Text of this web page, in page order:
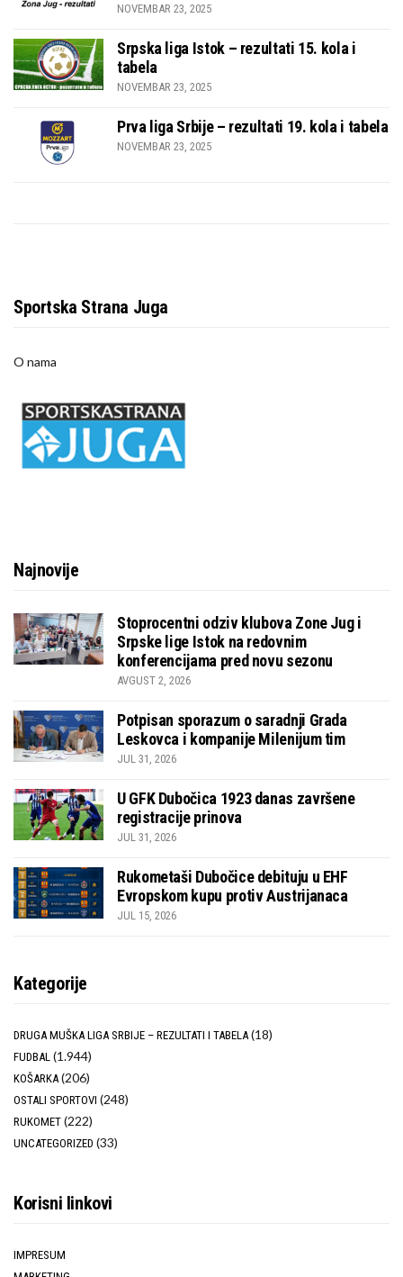
NOVEMBAR 23, 2025
Srpska liga Istok – rezultati 15. kola i
tabela
NOVEMBAR 23, 2025
Prva liga Srbije – rezultati 19. kola i tabela
NOVEMBAR 23, 2025
Sportska Strana Juga
O nama
Najnovije
Stoprocentni odziv klubova Zone Jug i
Srpske lige Istok na redovnim
konferencijama pred novu sezonu
AVGUST 2, 2026
Potpisan sporazum o saradnji Grada
Leskovca i kompanije Milenijum tim
JUL 31, 2026
U GFK Dubočica 1923 danas završene
registracije prinova
JUL 31, 2026
Rukometaši Dubočice debituju u EHF
Evropskom kupu protiv Austrijanaca
JUL 15, 2026
Kategorije
DRUGA MUŠKA LIGA SRBIJE – REZULTATI I TABELA (18)
FUDBAL (1.944)
KOŠARKA (206)
OSTALI SPORTOVI (248)
RUKOMET (222)
UNCATEGORIZED (33)
Korisni linkovi
IMPRESUM